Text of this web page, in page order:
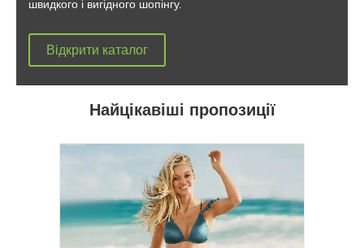
швидкого і вигідного шопінгу.
Відкрити каталог
Найцікавіші пропозиції